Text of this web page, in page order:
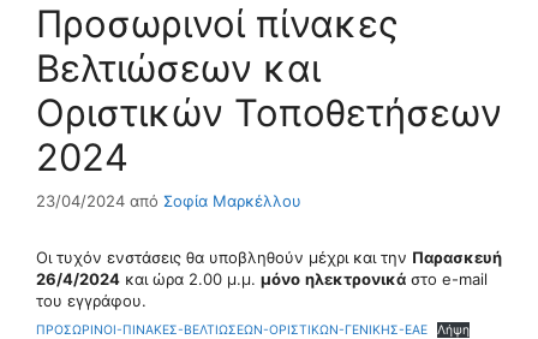
Προσωρινοί πίνακες
Βελτιώσεων και
Οριστικών Τοποθετήσεων
2024
23/04/2024 από Σοφία Μαρκέλλου
Οι τυχόν ενστάσεις θα υποβληθούν μέχρι και την Παρασκευή
26/4/2024 και ώρα 2.00 μ.μ. μόνο ηλεκτρονικά στο e-mail
του εγγράφου.
ΠΡΟΣΩΡΙΝΟΙ-ΠΙΝΑΚΕΣ-ΒΕΛΤΙΩΣΕΩΝ-ΟΡΙΣΤΙΚΩΝ-ΓΕΝΙΚΗΣ-ΕΑΕ Λήψη